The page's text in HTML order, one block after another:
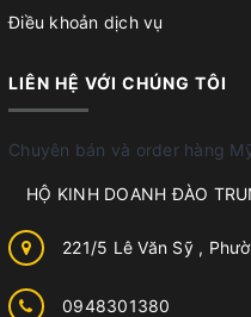
Điều khoản dịch vụ
LIÊN HỆ VỚI CHÚNG TÔI
Chuyên bán và order hàng
HỘ KINH DOANH ĐÀO
221/5 Lê Văn Sỹ ,
0948301380